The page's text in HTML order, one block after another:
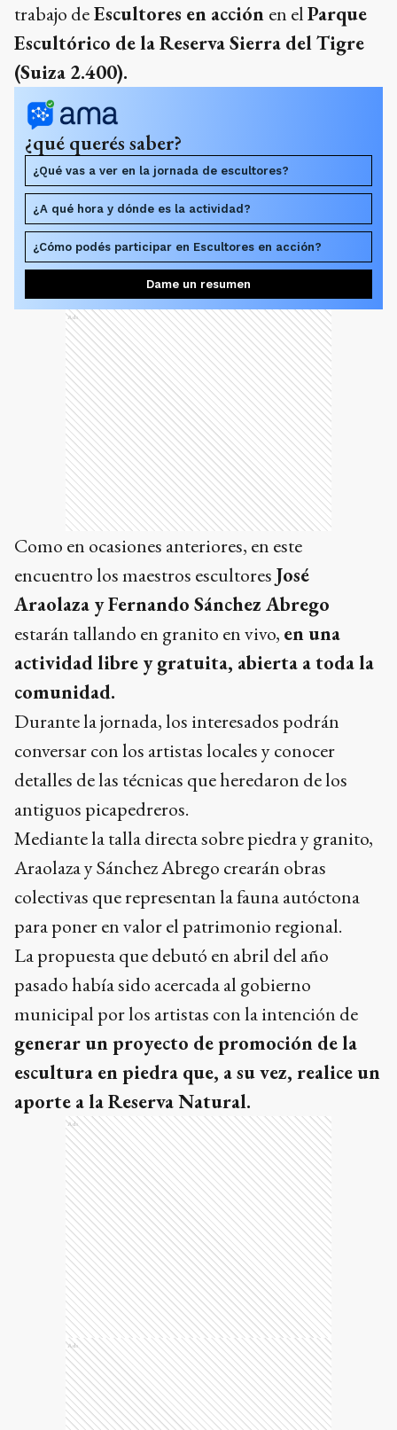
trabajo deEscultores en acción en elParque
Escultórico de la Reserva Sierra del Tigre
(Suiza 2.400).
¿qué querés saber?
¿Qué vas a ver en la jornada de escultores?
¿A qué hora y dónde es la actividad?
¿Cómo podés participar en Escultores en acción?
Dame un resumen
Ads
Como en ocasiones anteriores, en este
encuentro los maestros escultores José
Araolaza y Fernando Sánchez Abrego
estarán tallando en granito en vivo, en una
actividad libre y gratuita, abierta a toda la
comunidad.
Durante la jornada, los interesados podrán
conversar con los artistas locales y conocer
detalles de las técnicas que heredaron de los
antiguos picapedreros.
Mediante la talla directa sobre piedra y granito,
Araolaza y Sánchez Abrego crearán obras
colectivas que representan la fauna autóctona
para poner en valor el patrimonio regional.
La propuesta que debutó en abril del año
pasado había sido acercada al gobierno
municipal por los artistas con la intención de
generar un proyecto de promoción de la
escultura en piedra que, a su vez, realice un
aporte a la Reserva Natural.
Ads
Ads